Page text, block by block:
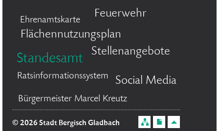
Ehrenamtskarte
Feuerwehr
Flächennutzungsplan
Standesamt
Stellenangebote
Ratsinformationssystem Social Media
Bürgermeister Marcel Kreutz
© 2026 Stadt Bergisch Gladbach